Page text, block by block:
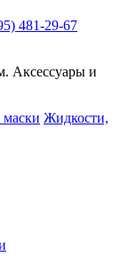
481-29-67
Аксессуары и
Жидкости,